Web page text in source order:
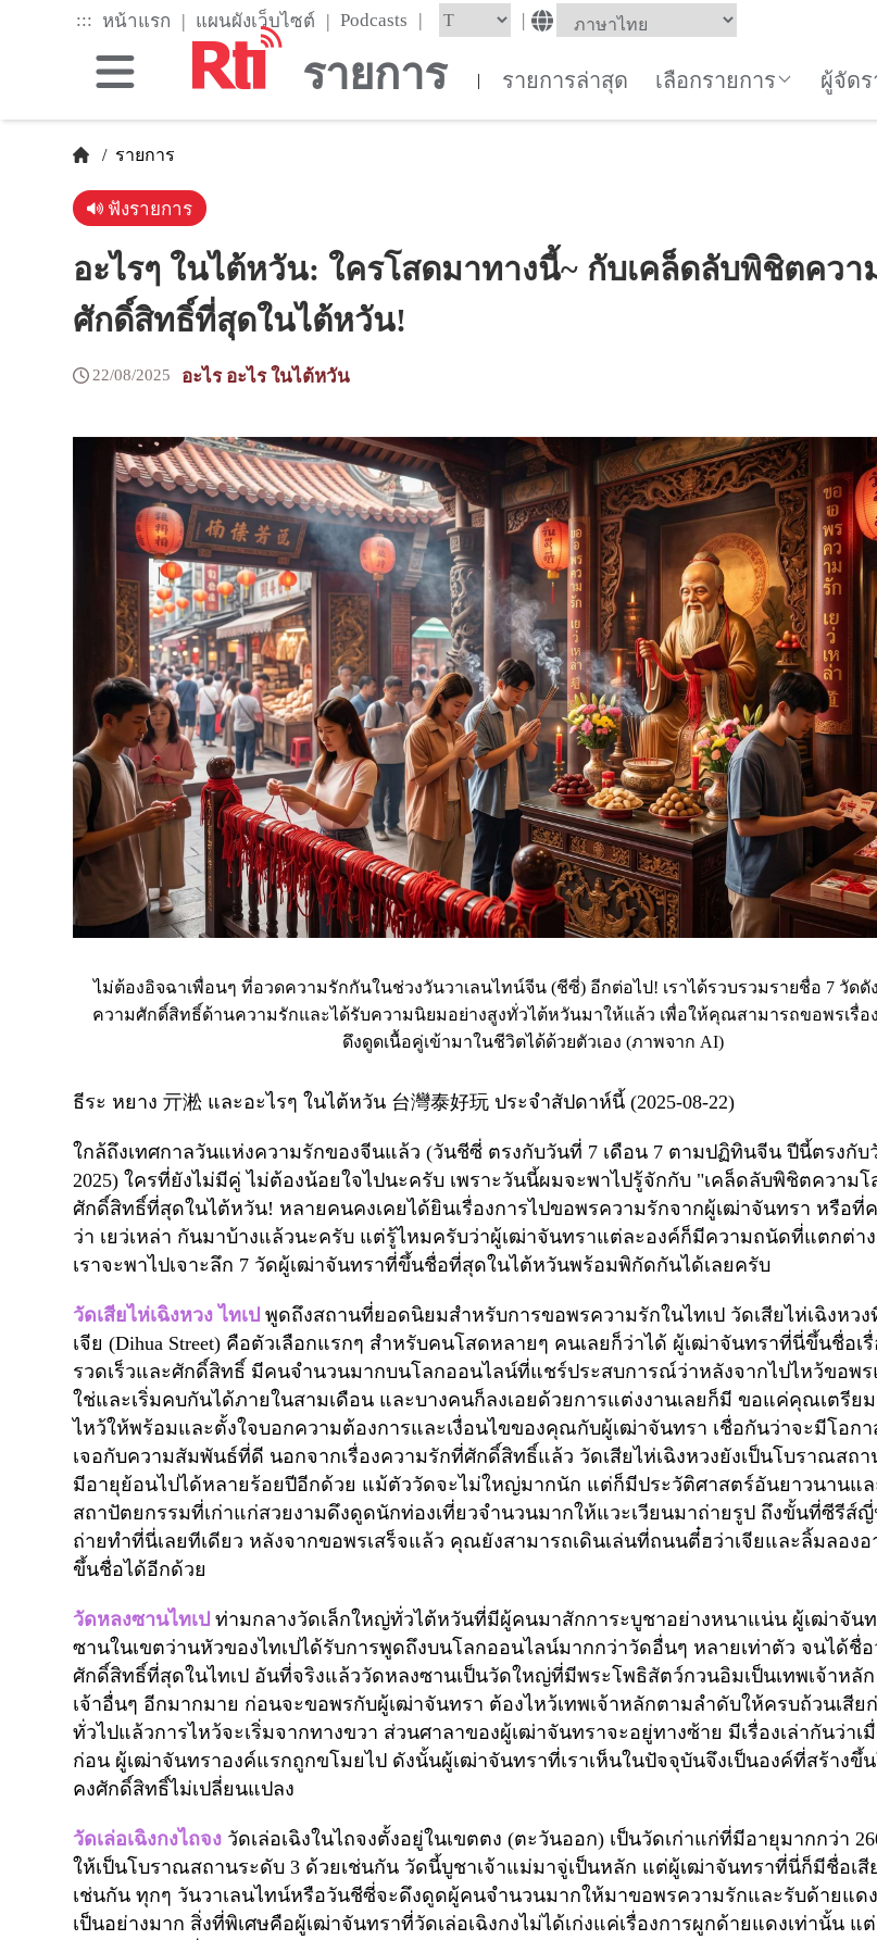
::: หน้าแรก | แผนผังเว็บไซต์ | Podcasts | |
รายการ | รายการล่าสุด เลือกรายการ ผู้จัดร
/ รายการ
ฟังรายการ
อะไรๆ ในไต้หวัน: ใครโสดมาทางนี้~ กับเคล็ดลับพิชิตควา
ศักดิ์สิทธิ์ที่สุดในไต้หวัน!
22/08/2025 อะไร อะไร ในไต้หวัน
ไม่ต้องอิจฉาเพื่อนๆ ที่อวดความรักกันในช่วงวันวาเลนไทน์จีน (ชีซี่) อีกต่อไป! เราได้รวบรวมรายชื่อ 7 วัดดั
ความศักดิ์สิทธิ์ด้านความรักและได้รับความนิยมอย่างสูงทั่วไต้หวันมาให้แล้ว เพื่อให้คุณสามารถขอพรเรื่อ
ดึงดูดเนื้อคู่เข้ามาในชีวิตได้ด้วยตัวเอง (ภาพจาก AI)
ธีระ หยาง亓淞 และอะไรๆ ในไต้หวัน 台灣泰好玩 ประจำสัปดาห์นี้ (2025-08-22)
ใกล้ถึงเทศกาลวันแห่งความรักของจีนแล้ว (วันชีซี่ ตรงกับวันที่ 7 เดือน 7 ตามปฏิทินจีน ปีนี้ตรงกับ
2025) ใครที่ยังไม่มีคู่ ไม่ต้องน้อยใจไปนะครับ เพราะวันนี้ผมจะพาไปรู้จักกับ "เคล็ดลับพิชิตความ
ศักดิ์สิทธิ์ที่สุดในไต้หวัน! หลายคนคงเคยได้ยินเรื่องการไปขอพรความรักจากผู้เฒ่าจันทรา หรือที่
ว่า เยว่เหล่า กันมาบ้างแล้วนะครับ แต่รู้ไหมครับว่าผู้เฒ่าจันทราแต่ละองค์ก็มีความถนัดที่แตกต่า
เราจะพาไปเจาะลึก 7 วัดผู้เฒ่าจันทราที่ขึ้นชื่อที่สุดในไต้หวันพร้อมพิกัดกันได้เลยครับ
วัดเสียไห่เฉิงหวง ไทเป พูดถึงสถานที่ยอดนิยมสำหรับการขอพรความรักในไทเป วัดเสียไห่เฉิงหว
เจีย (Dihua Street) คือตัวเลือกแรกๆ สำหรับคนโสดหลายๆ คนเลยก็ว่าได้ ผู้เฒ่าจันทราที่นี่ขึ้นชื่อเ
รวดเร็วและศักดิ์สิทธิ์ มีคนจำนวนมากบนโลกออนไลน์ที่แชร์ประสบการณ์ว่าหลังจากไปไหว้ขอพ
ใช่และเริ่มคบกันได้ภายในสามเดือน และบางคนก็ลงเอยด้วยการแต่งงานเลยก็มี ขอแค่คุณเตรียม
ไหว้ให้พร้อมและตั้งใจบอกความต้องการและเงื่อนไขของคุณกับผู้เฒ่าจันทรา เชื่อกันว่าจะมีโอกา
เจอกับความสัมพันธ์ที่ดี นอกจากเรื่องความรักที่ศักดิ์สิทธิ์แล้ว วัดเสียไห่เฉิงหวงยังเป็นโบราณสถ
มีอายุย้อนไปได้หลายร้อยปีอีกด้วย แม้ตัววัดจะไม่ใหญ่มากนัก แต่ก็มีประวัติศาสตร์อันยาวนานแล
สถาปัตยกรรมที่เก่าแก่สวยงามดึงดูดนักท่องเที่ยวจำนวนมากให้แวะเวียนมาถ่ายรูป ถึงขั้นที่ซีรีส์ญี่
ถ่ายทำที่นี่เลยทีเดียว หลังจากขอพรเสร็จแล้ว คุณยังสามารถเดินเล่นที่ถนนตี๋ฮว่าเจียและลิ้มลองอ
ขึ้นชื่อได้อีกด้วย
วัดหลงซานไทเป ท่ามกลางวัดเล็กใหญ่ทั่วไต้หวันที่มีผู้คนมาสักการะบูชาอย่างหนาแน่น ผู้เฒ่าจัน
ซานในเขตว่านหัวของไทเปได้รับการพูดถึงบนโลกออนไลน์มากกว่าวัดอื่นๆ หลายเท่าตัว จนได้ชื่อ
ศักดิ์สิทธิ์ที่สุดในไทเป อันที่จริงแล้ววัดหลงซานเป็นวัดใหญ่ที่มีพระโพธิสัตว์กวนอิมเป็นเทพเจ้าหลั
เจ้าอื่นๆ อีกมากมาย ก่อนจะขอพรกับผู้เฒ่าจันทรา ต้องไหว้เทพเจ้าหลักตามลำดับให้ครบถ้วนเสี
ทั่วไปแล้วการไหว้จะเริ่มจากทางขวา ส่วนศาลาของผู้เฒ่าจันทราจะอยู่ทางซ้าย มีเรื่องเล่ากันว่าเ
ก่อน ผู้เฒ่าจันทราองค์แรกถูกขโมยไป ดังนั้นผู้เฒ่าจันทราที่เราเห็นในปัจจุบันจึงเป็นองค์ที่สร้างขึ้
คงศักดิ์สิทธิ์ไม่เปลี่ยนแปลง
วัดเล่อเฉิงกงไถจง วัดเล่อเฉิงในไถจงตั้งอยู่ในเขตตง (ตะวันออก) เป็นวัดเก่าแก่ที่มีอายุมากกว่า
ให้เป็นโบราณสถานระดับ3 ด้วยเช่นกัน วัดนี้บูชาเจ้าแม่มาจู่เป็นหลัก แต่ผู้เฒ่าจันทราที่นี่ก็มีชื่อเสี
เช่นกัน ทุกๆ วันวาเลนไทน์หรือวันชีซี่จะดึงดูดผู้คนจำนวนมากให้มาขอพรความรักและรับด้ายแด
เป็นอย่างมาก สิ่งที่พิเศษคือผู้เฒ่าจันทราที่วัดเล่อเฉิงกงไม่ได้เก่งแค่เรื่องการผูกด้ายแดงเท่านั้น แ